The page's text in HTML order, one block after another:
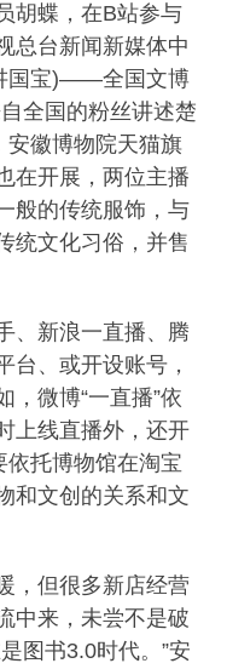
蝶，在B站参与
总台新闻新媒体中
国宝)——全国文博
全国的粉丝讲述楚
安徽博物院天猫旗
在开展，两位主播
般的传统服饰，与
统文化习俗，并售
新浪一直播、腾
台、或开设账号，
，微博“一直播”依
上线直播外，还开
依托博物馆在淘宝
和文创的关系和文
但很多新店经营
中来，未尝不是破
图书3.0时代。”安